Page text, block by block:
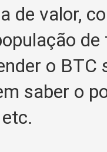
de valor,
o BTC
saber o